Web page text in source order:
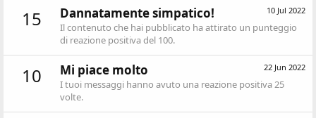
15 10 Jul 2022
Dannatamente simpatico!
Il contenuto che hai pubblicato ha attirato un punteggio
di reazione positiva del 100.
10 22 Jun 2022
Mi piace molto
I tuoi messaggi hanno avuto una reazione positiva 25
volte.